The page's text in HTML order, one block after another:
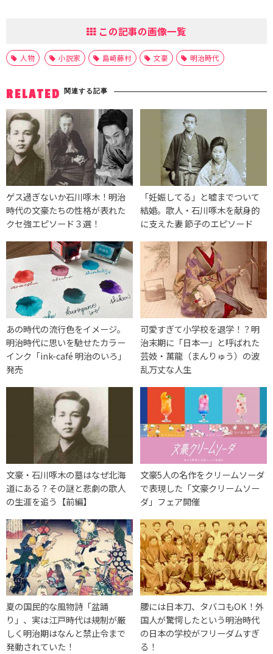
この記事の画像一覧
人物 小説家 島崎藤村 文豪 明治時代
RELATED 関連する記事
ゲス過ぎないか石川啄木！明治
時代の文豪たちの性格が表れた
クセ強エピソード３選！
「妊娠してる」と嘘までついて
結婚。歌人・石川啄木を献身的
に支えた妻 節子のエピソード
あの時代の流行色をイメージ。
明治時代に思いを馳せたカラー
インク「ink-café 明治のいろ」
発売
可愛すぎて小学校を退学！？明
治末期に「日本一」と呼ばれた
芸妓・萬龍（まんりゅう）の波
乱万丈な人生
文豪・石川啄木の墓はなぜ北海
道にある？その謎と悲劇の歌人
の生涯を追う【前編】
文豪5人の名作をクリームソーダ
で表現した「文豪クリームソー
ダ」フェア開催
夏の国民的な風物詩「盆踊
り」、実は江戸時代は規制が厳
しく明治期はなんと禁止令まで
発動されていた！
腰には日本刀、タバコもOK！外
国人が驚愕したという明治時代
の日本の学校がフリーダムすぎ
る！